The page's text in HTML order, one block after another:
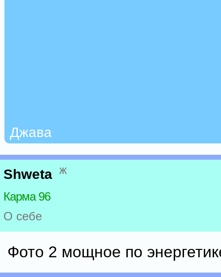
Джава
Shweta ж
Карма 96
О себе
Фото 2 мощное по